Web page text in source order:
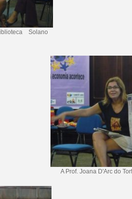
Solano
A Prof. Joana D'Arc do